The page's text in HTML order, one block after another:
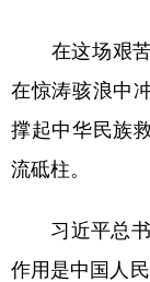
北京
辽宁
浙江
山东
广东
在这场艰苦
在惊涛骇浪中
撑起中华民族
流砥柱。
习近平总书
作用是中国人